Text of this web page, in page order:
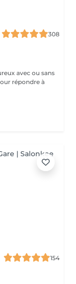
308
avec ou sans
répondre à
154